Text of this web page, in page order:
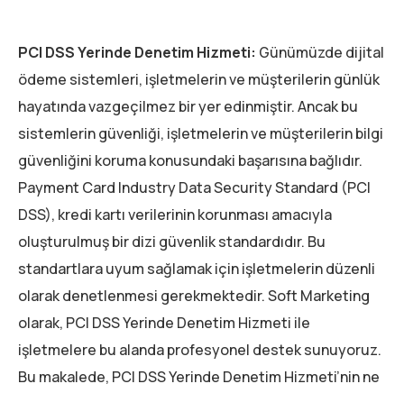
PCI DSS Yerinde Denetim Hizmeti: Günümüzde dijital
ödeme sistemleri, işletmelerin ve müşterilerin günlük
hayatında vazgeçilmez bir yer edinmiştir. Ancak bu
sistemlerin güvenliği, işletmelerin ve müşterilerin bilgi
güvenliğini koruma konusundaki başarısına bağlıdır.
Payment Card Industry Data Security Standard (PCI
DSS), kredi kartı verilerinin korunması amacıyla
oluşturulmuş bir dizi güvenlik standardıdır. Bu
standartlara uyum sağlamak için işletmelerin düzenli
olarak denetlenmesi gerekmektedir. Soft Marketing
olarak, PCI DSS Yerinde Denetim Hizmeti ile
işletmelere bu alanda profesyonel destek sunuyoruz.
Bu makalede, PCI DSS Yerinde Denetim Hizmeti’nin ne